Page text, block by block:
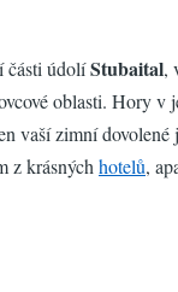
části údolíStubaital,
oblasti. Hory v
vaší zimní dovolené
z krásných hotelů,